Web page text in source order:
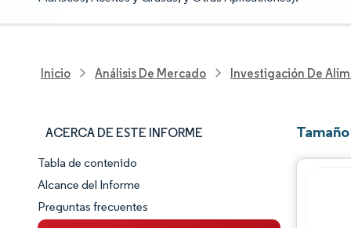
Inicio Análisis De Mercado Investigación De
ACERCA DE ESTE INFORME
Panorama del Mercado
Visión General del Mercado
Tabla de contenido
Alcance del Informe
Preguntas frecuentes